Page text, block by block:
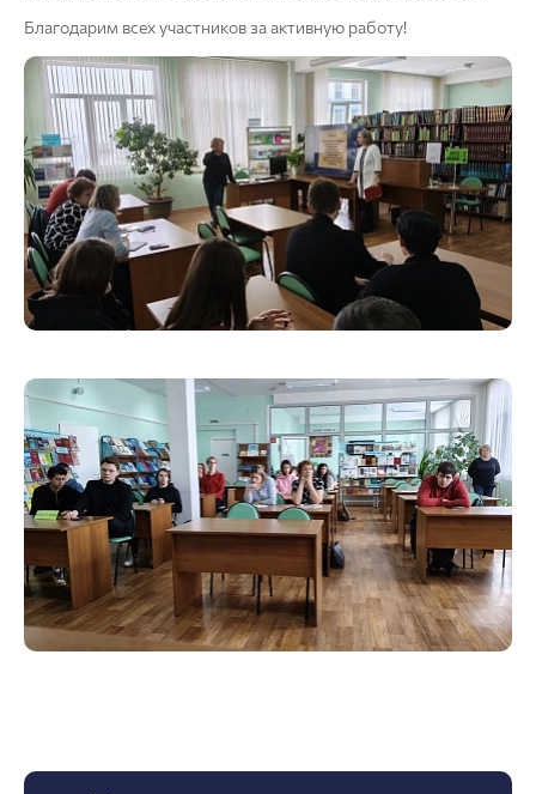
Благодарим всех участников за активную работу!